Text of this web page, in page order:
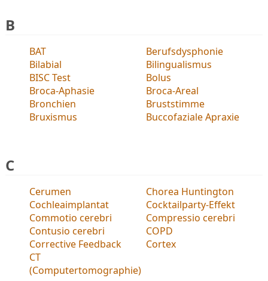
B
BAT
Berufsdysphonie
Bilabial
Bilingualismus
BISC Test
Bolus
Broca-Aphasie
Broca-Areal
Bronchien
Bruststimme
Bruxismus
Buccofaziale Apraxie
C
Cerumen
Chorea Huntington
Cochleaimplantat
Cocktailparty-Effekt
Commotio cerebri
Compressio cerebri
Contusio cerebri
COPD
Corrective Feedback
Cortex
CT
(Computertomographie)